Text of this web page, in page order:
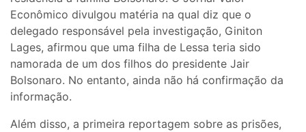
Econômico divulgou matéria na qual diz que o
delegado responsável pela investigação, Giniton
Lages, afirmou que uma filha de Lessa teria sido
namorada de um dos filhos do presidente Jair
Bolsonaro. No entanto, ainda não há confirmação da
informação.
Além disso, a primeira reportagem sobre as prisões,